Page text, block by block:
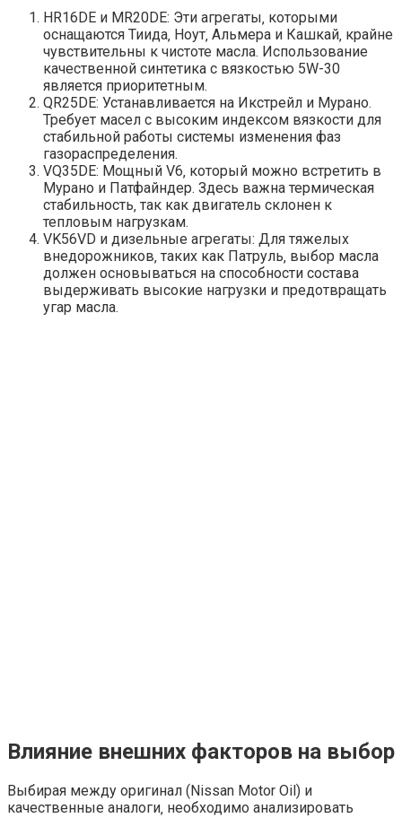
HR16DE и MR20DE: Эти агрегаты‚ которыми
оснащаются Тиида‚ Ноут‚ Альмера и Кашкай‚ крайне
чувствительны к чистоте масла. Использование
качественной синтетика с вязкостью 5W-30
является приоритетным.
QR25DE: Устанавливается на Икстрейл и Мурано.
Требует масел с высоким индексом вязкости для
стабильной работы системы изменения фаз
газораспределения.
VQ35DE: Мощный V6‚ который можно встретить в
Мурано и Патфайндер. Здесь важна термическая
стабильность‚ так как двигатель склонен к
тепловым нагрузкам.
VK56VD и дизельные агрегаты: Для тяжелых
внедорожников‚ таких как Патруль‚ выбор масла
должен основываться на способности состава
выдерживать высокие нагрузки и предотвращать
угар масла.
Влияние внешних факторов на выбор
Выбирая между оригинал (Nissan Motor Oil) и
качественные аналоги‚ необходимо анализировать